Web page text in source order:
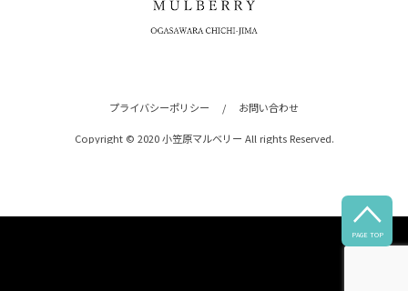

PAGE TOP
プライバシーポリシー / お問い合わせ
Copyright © 2020 小笠原マルベリー All rights Reserved.